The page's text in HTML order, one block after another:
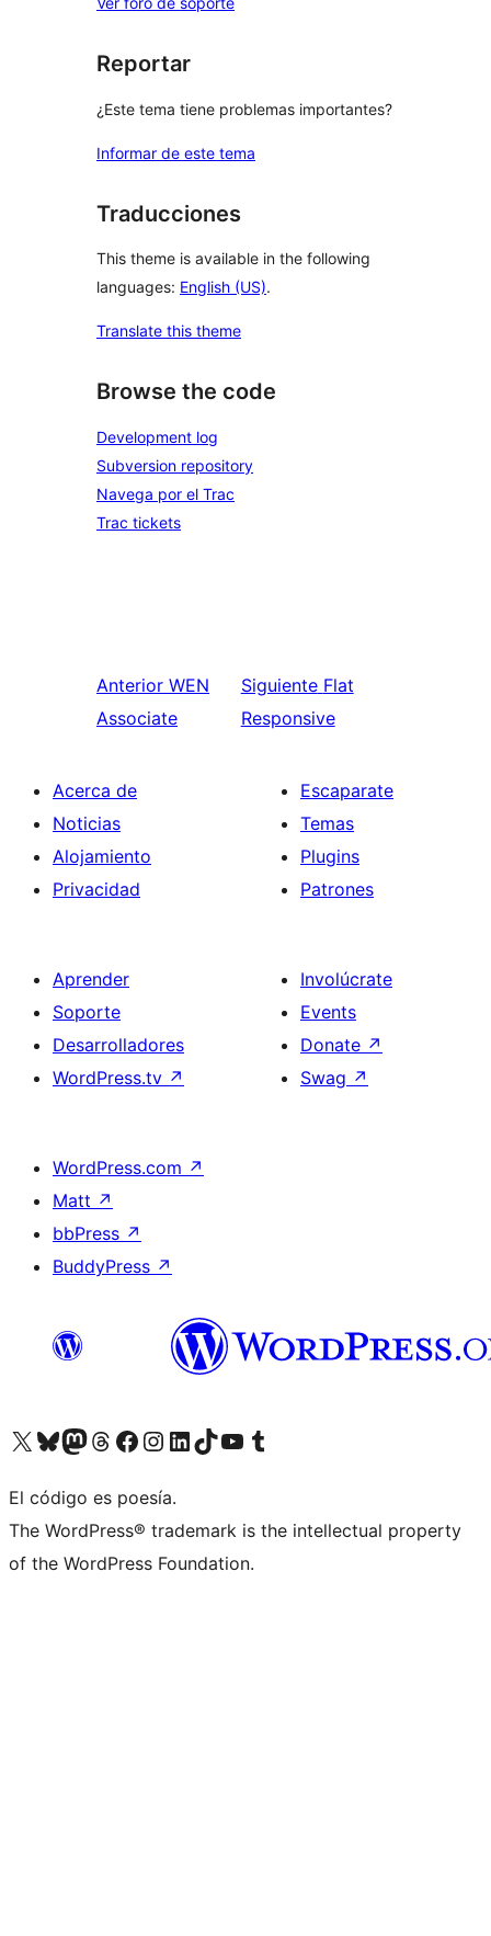
Reportar
¿Este tema tiene problemas importantes?
Informar de este tema
Traducciones
This theme is available in the following
languages: English (US).
Translate this theme
Browse the code
Development log
Subversion repository
Navega por el Trac
Trac tickets
Anterior WEN
Associate
Siguiente Flat
Responsive
Acerca de
Noticias
Alojamiento
Privacidad
Escaparate
Temas
Plugins
Patrones
Aprender
Soporte
Desarrolladores
WordPress.tv ↗
Involúcrate
Events
Donate ↗
Swag ↗
WordPress.com ↗
Matt ↗
bbPress ↗
BuddyPress ↗
Visit our X (formerly Twitter) account
Visit our Bluesky account
Visit our Mastodon account
Visit our Threads account
Visita nuestra página de Facebook
Visita nuestra cuenta de Instagram
Visita nuestra cuenta de LinkedIn
Visit our TikTok account
Visita nuestro canal de YouTube
Visit our Tumblr account
El código es poesía.
The WordPress® trademark is the intellectual property
of the WordPress Foundation.